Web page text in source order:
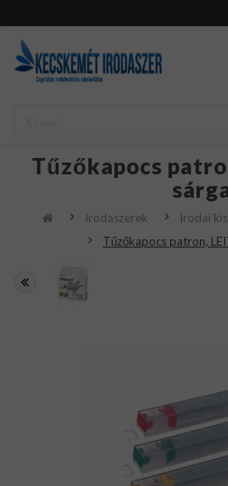
Tűzőkapocs
Irodaszerek Irodai
Tűzőkapocs patron,